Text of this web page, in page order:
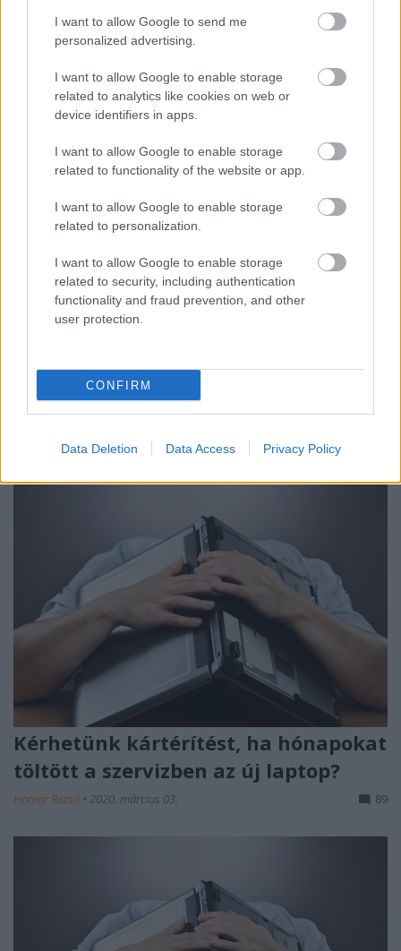
I want to allow Google to send me
personalized advertising.
I want to allow Google to enable storage
related to analytics like cookies on web or
device identifiers in apps.
I want to allow Google to enable storage
related to functionality of the website or app.
I want to allow Google to enable storage
related to personalization.
I want to allow Google to enable storage
related to security, including authentication
functionality and fraud prevention, and other
user protection.
CONFIRM
Data Deletion Data Access Privacy Policy
Mi jár annak, akinek a munkáltatója
tiltotta meg, hogy elutazzon?
Homár Rezső • 2020. március 18.
Speciális körülmények, speciális Homárok. Egy
rendvédelmi szervnél dolgozó olvasónk és egy orvos
is írt nekünk, mindketten utaztak volna, de a ...
Kérhetünk kártérítést, ha hónapokat
töltött a szervizben az új laptop?
Homár Rezső • 2020. március 03. 89